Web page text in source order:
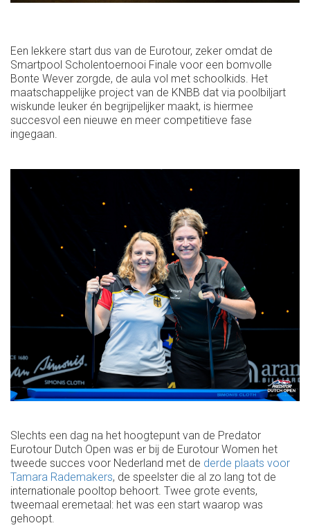
Een lekkere start dus van de Eurotour, zeker omdat de
Smartpool Scholentoernooi Finale voor een bomvolle
Bonte Wever zorgde, de aula vol met schoolkids. Het
maatschappelijke project van de KNBB dat via poolbiljart
wiskunde leuker én begrijpelijker maakt, is hiermee
succesvol een nieuwe en meer competitieve fase
ingegaan.
Slechts een dag na het hoogtepunt van de Predator
Eurotour Dutch Open was er bij de Eurotour Women het
tweede succes voor Nederland met de derde plaats voor
Tamara Rademakers, de speelster die al zo lang tot de
internationale pooltop behoort. Twee grote events,
tweemaal eremetaal: het was een start waarop was
gehoopt.